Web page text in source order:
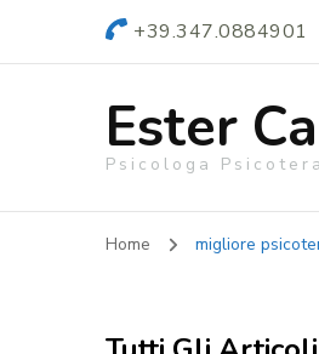
+39.347.0884901
Ester
Psicologa
Home migliore